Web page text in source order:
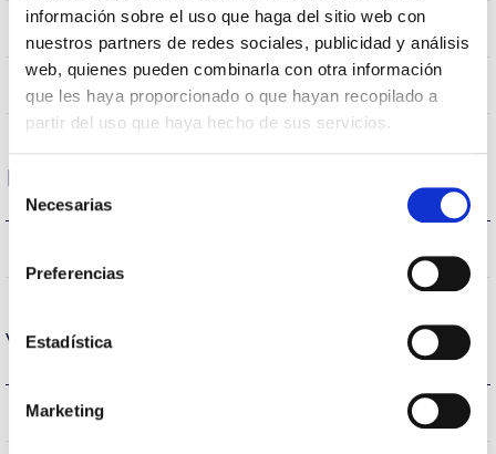
información sobre el uso que haga del sitio web con
nuestros partners de redes sociales, publicidad y análisis
web, quienes pueden combinarla con otra información
que les haya proporcionado o que hayan recopilado a
partir del uso que haya hecho de sus servicios.
Selección
Necesarias
Preferencias
Estadística
Marketing
RAL9007
Corps
Performance
Vie
Heures de vie L70B50 >50.000h